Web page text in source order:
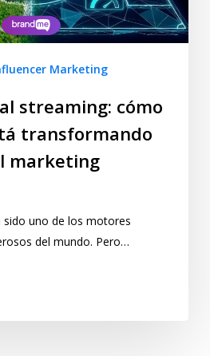
Marketing
streaming: cómo
transformando
marketing
sido uno de los motores
del mundo. Pero…